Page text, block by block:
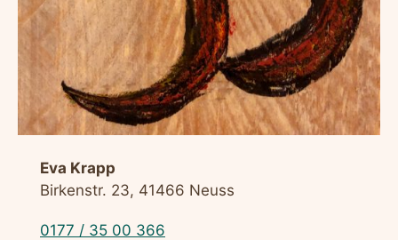
Eva Krapp
Birkenstr. 23, 41466 Neuss
0177 / 35 00 366